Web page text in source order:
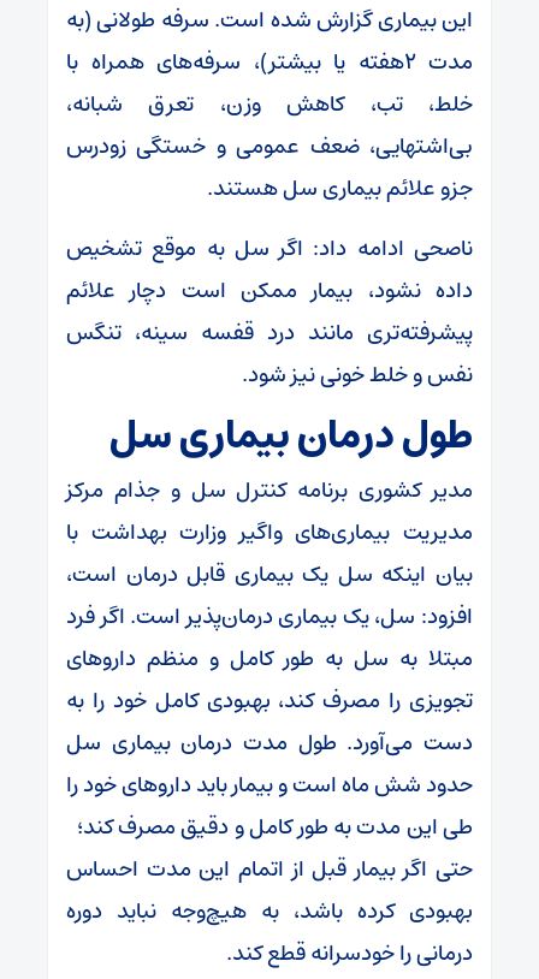
این بیماری گزارش شده است. سرفه طولانی (به
مدت ۲هفته یا بیشتر)، سرفه‌های همراه با
خلط، تب، کاهش وزن، تعرق شبانه،
بی‌اشتهایی، ضعف عمومی و خستگی زودرس
جزو علائم بیماری سل هستند.
ناصحی ادامه داد: اگر سل به موقع تشخیص
داده نشود، بیمار ممکن است دچار علائم
پیشرفته‌تری مانند درد قفسه سینه، تنگس
نفس و خلط خونی نیز شود.
طول درمان بیماری سل
مدیر کشوری برنامه کنترل سل و جذام مرکز
مدیریت بیماری‌های واگیر وزارت بهداشت با
بیان اینکه سل یک بیماری قابل درمان است،
افزود: سل، یک بیماری درمان‌پذیر است. اگر فرد
مبتلا به سل به طور کامل و منظم داروهای
تجویزی را مصرف کند، بهبودی کامل خود را به
دست می‌آورد. طول مدت درمان بیماری سل
حدود شش ماه است و بیمار باید داروهای خود را
طی این مدت به طور کامل و دقیق مصرف کند؛
حتی اگر بیمار قبل از اتمام این مدت احساس
بهبودی کرده باشد، به هیچ‌وجه نباید دوره
درمانی را خودسرانه قطع کند.